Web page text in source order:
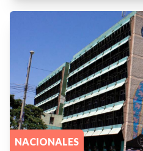
NACIONALES